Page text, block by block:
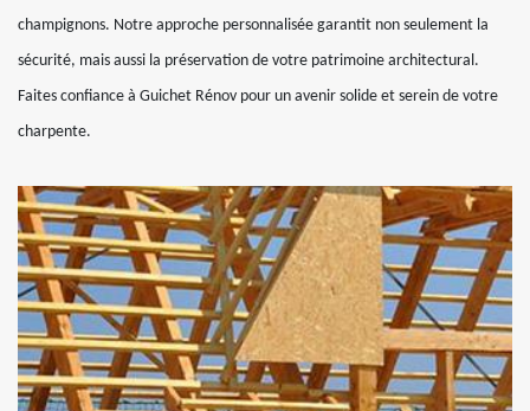
champignons. Notre approche personnalisée garantit non seulement la
sécurité, mais aussi la préservation de votre patrimoine architectural.
Faites confiance à Guichet Rénov pour un avenir solide et serein de votre
charpente.